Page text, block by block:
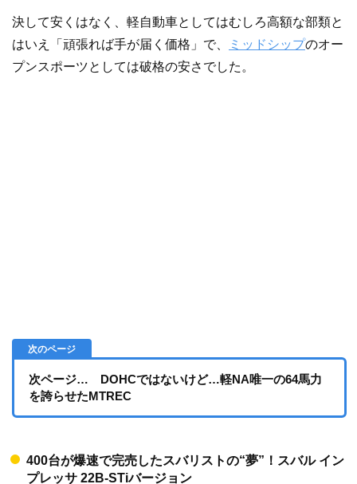
決して安くはなく、軽自動車としてはむしろ高額な部類と
はいえ「頑張れば手が届く価格」で、
ミッドシップのオー
プンスポーツとしては破格の安さでした。
次ページ… DOHCではないけど…軽NA唯一の64馬力
を誇らせたMTREC
400台が爆速で完売したスバリストの“夢”！スバル イン
プレッサ 22B-STiバージョン